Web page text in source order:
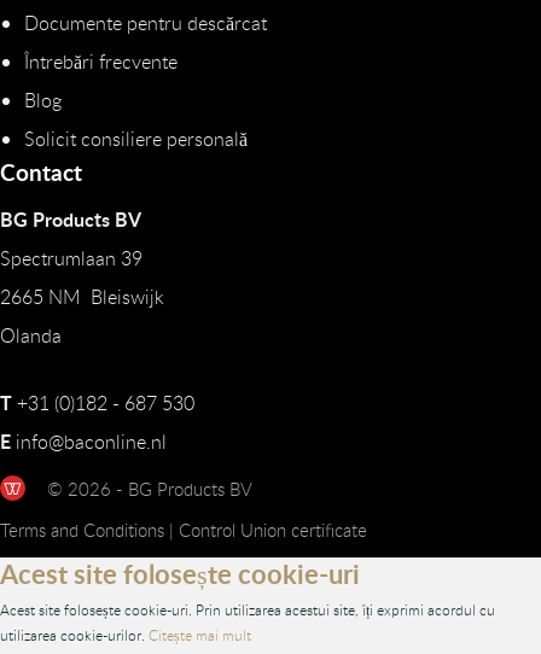
Documente pentru descărcat
Întrebări frecvente
Blog
Solicit consiliere personală
Contact
BG Products BV
Spectrumlaan 39
2665 NM Bleiswijk
Olanda
T+31 (0)182 - 687 530
E info@baconline.nl
© 2026 - BG Products BV
Terms and Conditions | Control Union certificate
Acest site folosește cookie-uri
Acest site folosește cookie-uri. Prin utilizarea acestui site, îți exprimi acordul cu
utilizarea cookie-urilor. Citește mai mult